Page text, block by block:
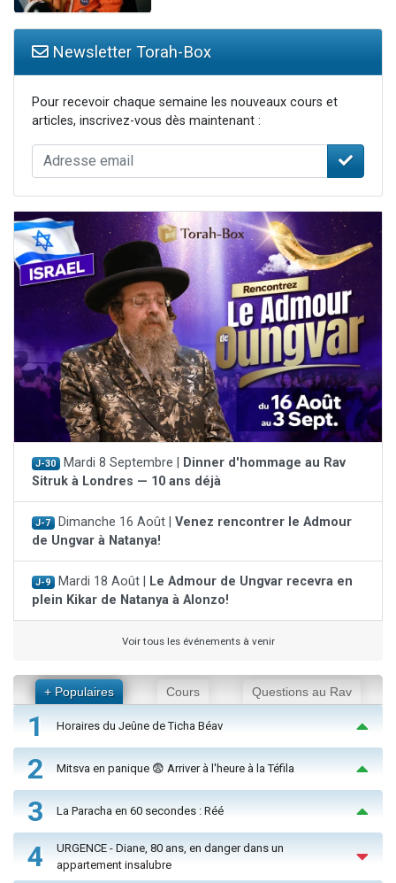
Newsletter Torah-Box
Pour recevoir chaque semaine les nouveaux cours et
articles, inscrivez-vous dès maintenant :
J-30 Mardi 8 Septembre |
Dinner d'hommage au Rav
Sitruk à Londres — 10 ans déjà
J-7 Dimanche 16 Août | Venez rencontrer le Admour
de Ungvar à Natanya!
J-9 Mardi 18 Août |
Le Admour de Ungvar recevra en
plein Kikar de Natanya à Alonzo!
Voir tous les événements à venir
+ Populaires Cours Questions au Rav
1 Horaires du Jeûne de Ticha Béav
2 Mitsva en panique 😨 Arriver à l'heure à la Téfila
3 La Paracha en 60 secondes : Réé
4
URGENCE - Diane, 80 ans, en danger dans un
appartement insalubre